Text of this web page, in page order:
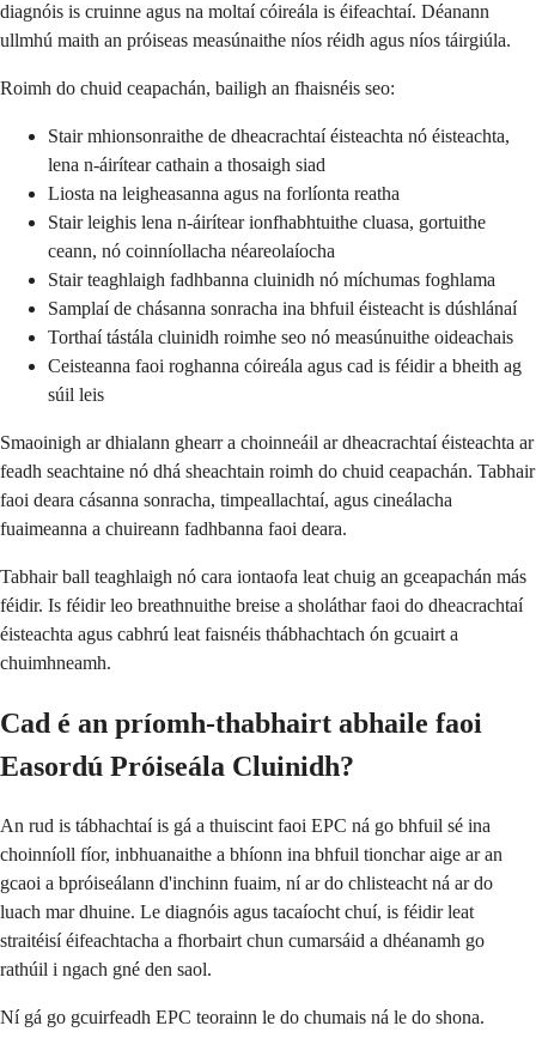
diagnóis is cruinne agus na moltaí cóireála is éifeachtaí. Déanann
ullmhú maith an próiseas measúnaithe níos réidh agus níos táirgiúla.
Roimh do chuid ceapachán, bailigh an fhaisnéis seo:
Stair mhionsonraithe de dheacrachtaí éisteachta nó éisteachta,
lena n-áirítear cathain a thosaigh siad
Liosta na leigheasanna agus na forlíonta reatha
Stair leighis lena n-áirítear ionfhabhtuithe cluasa, gortuithe
ceann, nó coinníollacha néareolaíocha
Stair teaghlaigh fadhbanna cluinidh nó míchumas foghlama
Samplaí de chásanna sonracha ina bhfuil éisteacht is dúshlánaí
Torthaí tástála cluinidh roimhe seo nó measúnuithe oideachais
Ceisteanna faoi roghanna cóireála agus cad is féidir a bheith ag
súil leis
Smaoinigh ar dhialann ghearr a choinneáil ar dheacrachtaí éisteachta ar
feadh seachtaine nó dhá sheachtain roimh do chuid ceapachán. Tabhair
faoi deara cásanna sonracha, timpeallachtaí, agus cineálacha
fuaimeanna a chuireann fadhbanna faoi deara.
Tabhair ball teaghlaigh nó cara iontaofa leat chuig an gceapachán más
féidir. Is féidir leo breathnuithe breise a sholáthar faoi do dheacrachtaí
éisteachta agus cabhrú leat faisnéis thábhachtach ón gcuairt a
chuimhneamh.
Cad é an príomh-thabhairt abhaile faoi
Easordú Próiseála Cluinidh?
An rud is tábhachtaí is gá a thuiscint faoi EPC ná go bhfuil sé ina
choinníoll fíor, inbhuanaithe a bhíonn ina bhfuil tionchar aige ar an
gcaoi a bpróiseálann d'inchinn fuaim, ní ar do chlisteacht ná ar do
luach mar dhuine. Le diagnóis agus tacaíocht chuí, is féidir leat
straitéisí éifeachtacha a fhorbairt chun cumarsáid a dhéanamh go
rathúil i ngach gné den saol.
Ní gá go gcuirfeadh EPC teorainn le do chumais ná le do shona.